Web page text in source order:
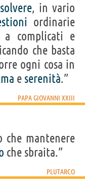
, in vario
ordinarie
a complicati e
che basta
ogni cosa in
e serenità.”
PAPA GIOVANNI XXIII
che mantenere
che sbraita.”
PLUTARCO